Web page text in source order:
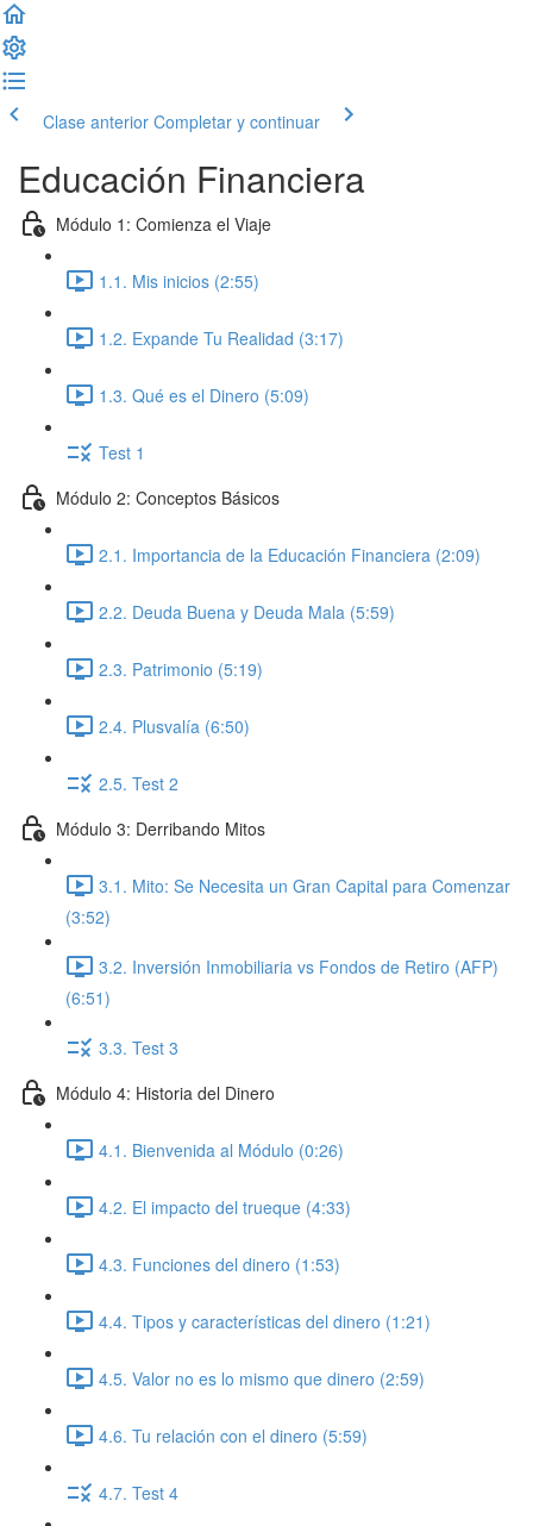
Clase anterior Completar y continuar
Educación Financiera
Módulo 1: Comienza el Viaje
1.1. Mis inicios (2:55)
1.2. Expande Tu Realidad (3:17)
1.3. Qué es el Dinero (5:09)
Test 1
Módulo 2: Conceptos Básicos
2.1. Importancia de la Educación Financiera (2:09)
2.2. Deuda Buena y Deuda Mala (5:59)
2.3. Patrimonio (5:19)
2.4. Plusvalía (6:50)
2.5. Test 2
Módulo 3: Derribando Mitos
3.1. Mito: Se Necesita un Gran Capital para Comenzar
(3:52)
3.2. Inversión Inmobiliaria vs Fondos de Retiro (AFP)
(6:51)
3.3. Test 3
Módulo 4: Historia del Dinero
4.1. Bienvenida al Módulo (0:26)
4.2. El impacto del trueque (4:33)
4.3. Funciones del dinero (1:53)
4.4. Tipos y características del dinero (1:21)
4.5. Valor no es lo mismo que dinero (2:59)
4.6. Tu relación con el dinero (5:59)
4.7. Test 4